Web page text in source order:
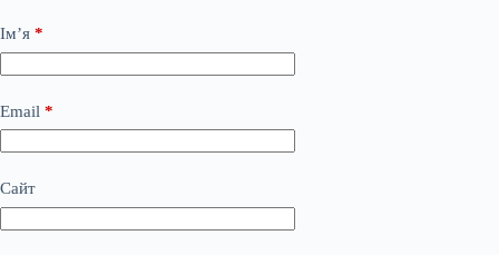
Ім’я *
Email *
Сайт